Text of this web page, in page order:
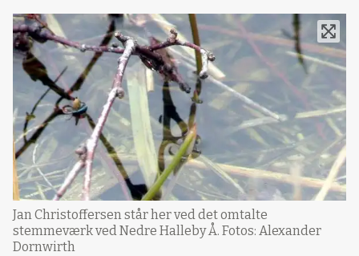
Jan Christoffersen står her ved det omtalte
stemmeværk ved Nedre Halleby Å. Fotos: Alexander
Dornwirth